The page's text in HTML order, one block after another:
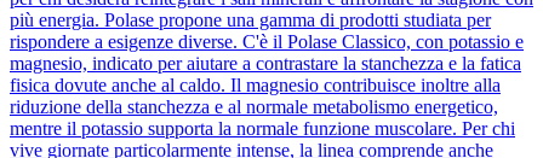
più energia. Polase propone una gamma di prodotti studiata per
rispondere a esigenze diverse. C'è il Polase Classico, con potassio e
magnesio, indicato per aiutare a contrastare la stanchezza e la fatica
fisica dovute anche al caldo. Il magnesio contribuisce inoltre alla
riduzione della stanchezza e al normale metabolismo energetico,
mentre il potassio supporta la normale funzione muscolare. Per chi
vive giornate particolarmente intense, la linea comprende anche